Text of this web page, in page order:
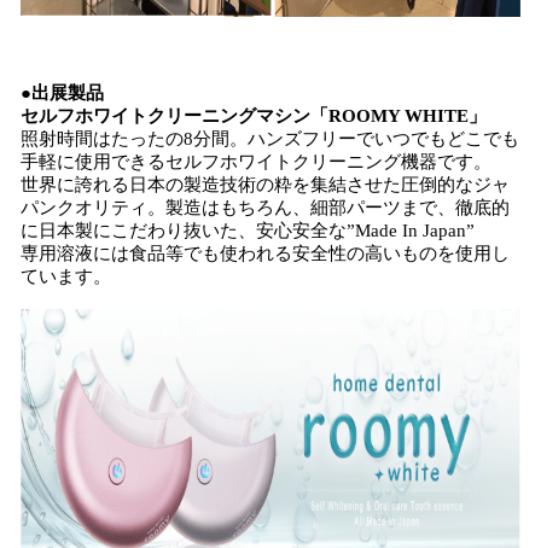
●出展製品
セルフホワイト クリーニングマシン 「 ROOMY WHITE 」
照射時間はたったの8分間。ハンズフリーでいつでもどこでも
手軽に使用できるセルフホワイトクリーニング機器です。
世界に誇れる日本の製造技術の粋を集結させた圧倒的なジャ
パンクオリティ。製造はもちろん、細部パーツまで、徹底的
に日本製にこだわり抜いた、安心安全な”Made In Japan”
専用溶液には食品等でも使われる安全性の高いものを使用し
ています。